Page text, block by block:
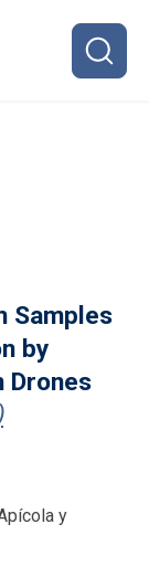
Samples
by
Drones
y